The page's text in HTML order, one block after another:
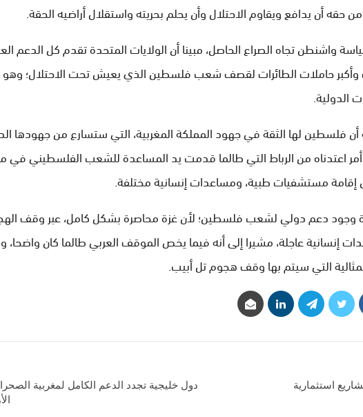
حقه أن يدافع ويقاوم الاحتلال وأن يحلم بحريته واستقلال أراضيه الحقة.
واشنطن تجاه الصراع الحاصل، مبينا أن الولايات المتحدة تقدم كل الدعم
وأكبر حاملات الطائرات لقصف شعب فلسطين الذي يعيش تحت الاحتلال؛ وهو
الدولية.
فلسطين لها الثقة في جهود المملكة المغربية، التي ستسارع من جهودها
اعتدناه من الرباط التي طالما قدمت يد المساعدة للشعب الفلسطيني في
إقامة مستشفيات طبية، ومساعدات إنسانية مختلفة.
وجود دعم دولي لشعب فلسطين؛ لأن غزة محاصرة بشكل كامل، عبر وقف
إنسانية عاجلة، مشيرا إلى أنه فيما يخص الموقف العربي طالما كان واضحا،
التي سيتم بها وقف هجوم تل أبيب.
استثمارية
دول خليجية تجدد الدعم الكامل لمغربية